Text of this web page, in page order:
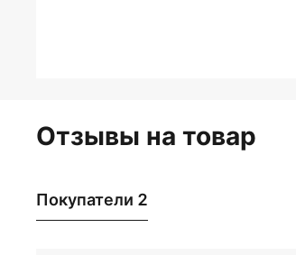
Отзывы на товар
Покупатели 2